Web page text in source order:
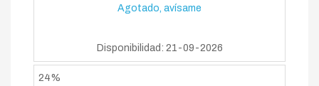
Agotado, avísame
Disponibilidad: 21-09-2026
24%